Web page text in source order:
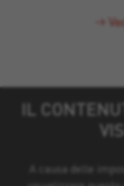
IL
A causa delle